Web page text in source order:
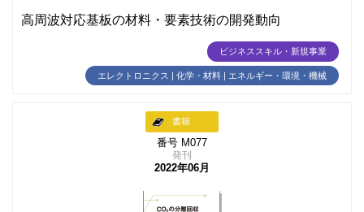
高周波対応基板の材料・要素技術の開発動向
ビジネススキル・新規事業
エレクトロニクス | 化学・材料 | エネルギー・環境・機械
書籍
番号 M077
発刊
2022年06月